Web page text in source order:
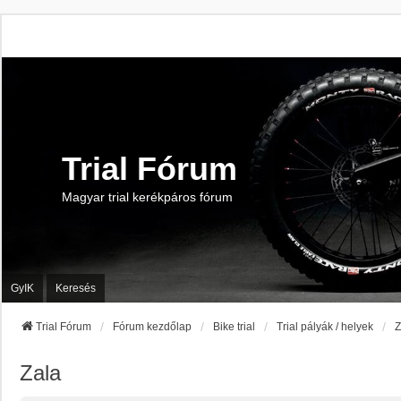
Trial Fórum
Magyar trial kerékpáros fórum
GyIK Keresés
Trial Fórum Fórum kezdőlap Bike trial Trial pályák / helyek
Zala